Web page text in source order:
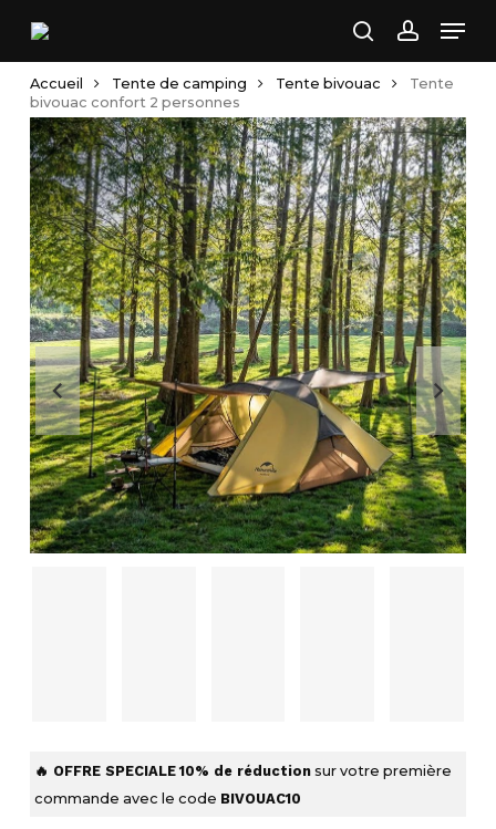
main
content
search
Accueil Tente de camping Tente bivouac
Tente
bivouac confort 2 personnes
🔥 OFFRE SPECIALE 10% de réduction sur votre première
commande avec le code BIVOUAC10